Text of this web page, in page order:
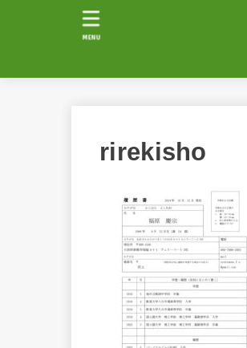
MENU
rirekisho